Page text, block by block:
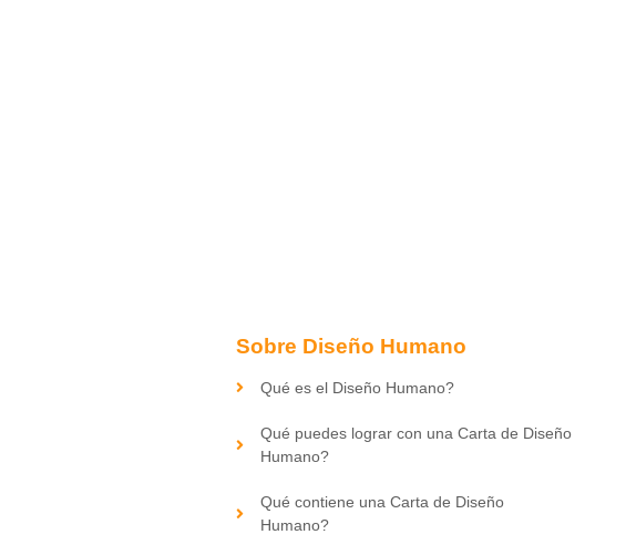
Sobre Diseño Humano
Qué es el Diseño Humano?
Qué puedes lograr con una Carta de Diseño
Humano?
Qué contiene una Carta de Diseño
Humano?